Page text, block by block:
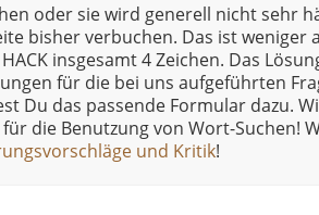
oder sie wird generell nicht sehr
bisher verbuchen. Das ist weniger
insgesamt 4 Zeichen. Das
für die bei uns aufgeführten
Du das passende Formular dazu.
die Benutzung von Wort-Suchen!
und Kritik!